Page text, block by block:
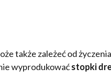
także zależeć od
wyprodukowaćstopki